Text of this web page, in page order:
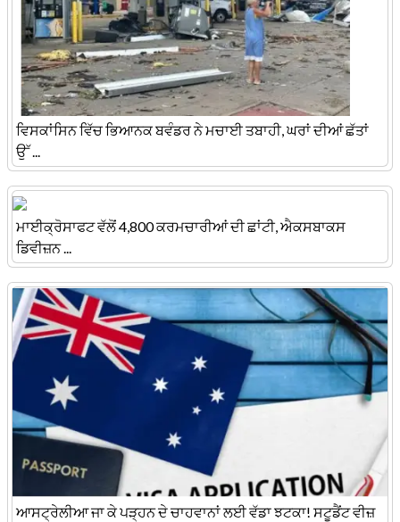
ਵਿਸਕਾਂਸਿਨ ਵਿੱਚ ਭਿਆਨਕ ਬਵੰਡਰ ਨੇ ਮਚਾਈ ਤਬਾਹੀ, ਘਰਾਂ ਦੀਆਂ ਛੱਤਾਂ
ਉੱ ...
ਮਾਈਕ੍ਰੋਸਾਫਟ ਵੱਲੋਂ 4,800 ਕਰਮਚਾਰੀਆਂ ਦੀ ਛਾਂਟੀ, ਐਕਸਬਾਕਸ
ਡਿਵੀਜ਼ਨ ...
ਆਸਟ੍ਰੇਲੀਆ ਜਾ ਕੇ ਪੜ੍ਹਨ ਦੇ ਚਾਹਵਾਨਾਂ ਲਈ ਵੱਡਾ ਝਟਕਾ! ਸਟੂਡੈਂਟ ਵੀਜ਼